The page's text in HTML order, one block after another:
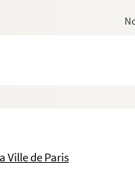
Ville de Paris
Saint-Gervais
de Vincennes. Copie du